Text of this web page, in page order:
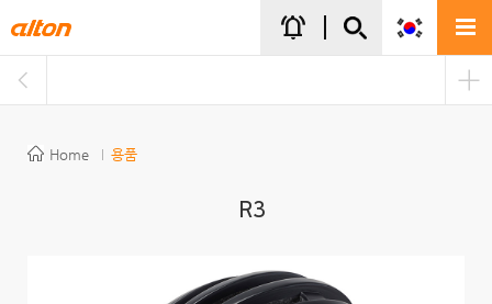
notifications_active
Home 용품
R3